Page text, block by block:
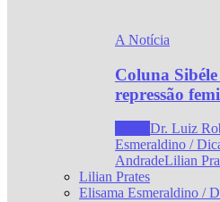
A Notícia
Coluna
repressão
Dr. Luiz
Esmeraldino /
AndradeLilian
Lilian Prates
Elisama Esmeraldino /